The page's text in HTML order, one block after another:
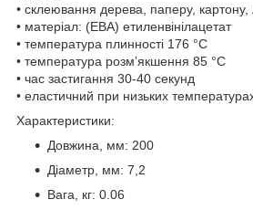
• склеювання дерева, паперу, картону,
• матеріал: (ЕВА) етиленвінілацетат
• температура плинності 176 °С
• температура розм’якшення 85 °С
• час застигання 30-40 секунд
• еластичний при низьких
Характеристики:
Довжина, мм: 200
Діаметр, мм: 7,2
Вага, кг: 0.06